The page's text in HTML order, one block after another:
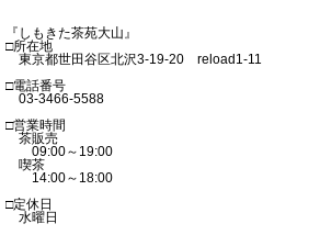
『しもきた茶苑大山』
□所在地
東京都世田谷区北沢3-19-20 reload1-11
□電話番号
03-3466-5588
□営業時間
茶販売
09:00～19:00
喫茶
14:00～18:00
□定休日
水曜日